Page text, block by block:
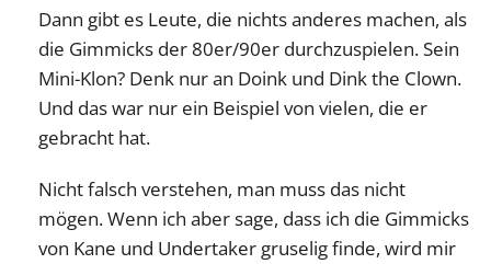
Dann gibt es Leute, die nichts anderes machen, als
die Gimmicks der 80er/90er durchzuspielen. Sein
Mini-Klon? Denk nur an Doink und Dink the Clown.
Und das war nur ein Beispiel von vielen, die er
gebracht hat.
Nicht falsch verstehen, man muss das nicht
mögen. Wenn ich aber sage, dass ich die Gimmicks
von Kane und Undertaker gruselig finde, wird mir